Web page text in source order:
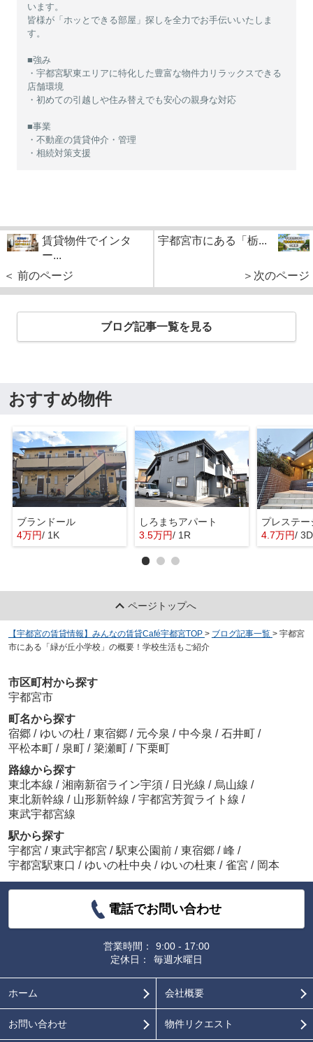
います。
皆様が「ホッとできる部屋」探しを全力でお手伝いいたしま
す。
■強み
・宇都宮駅東エリアに特化した豊富な物件力リラックスできる
店舗環境
・初めての引越しや住み替えでも安心の親身な対応
■事業
・不動産の賃貸仲介・管理
・相続対策支援
賃貸物件でインタ
ー...
＜ 前のページ
宇都宮市にある「栃...
＞次のページ
ブログ記事一覧を見る
おすすめ物件
ブランドール
4万円/ 1K
しろまちアパート
3.5万円/ 1R
プレステー
4.7万円/
ページトップへ
【宇都宮の賃貸情報】みんなの賃貸Café宇都宮TOP > ブログ記事一覧 > 宇都宮
市にある「緑が丘小学校」の概要！学校生活もご紹介
市区町村から探す
宇都宮市
町名から探す
宿郷 / ゆいの杜 / 東宿郷 / 元今泉 / 中今泉 / 石井町 /
平松本町 / 泉町 / 簗瀬町 / 下栗町
路線から探す
東北本線 / 湘南新宿ライン宇須 / 日光線 / 烏山線 /
東北新幹線 / 山形新幹線 / 宇都宮芳賀ライト線 /
東武宇都宮線
駅から探す
宇都宮 / 東武宇都宮 / 駅東公園前 / 東宿郷 / 峰 /
宇都宮駅東口 / ゆいの杜中央 / ゆいの杜東 / 雀宮 / 岡本
電話でお問い合わせ
営業時間：
9:00 - 17:00
定休日：
毎週水曜日
ホーム 会社概要
お問い合わせ 物件リクエスト